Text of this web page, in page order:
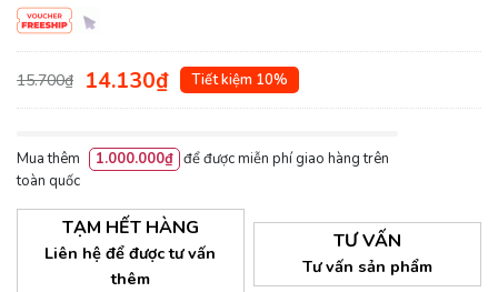
15.700₫ 14.130₫ Tiết kiệm 10%
Mua thêm 1.000.000₫ để được miễn phí giao hàng trên
toàn quốc
TẠM HẾT HÀNG
Liên hệ để được tư vấn
thêm
TƯ VẤN
Tư vấn sản phẩm